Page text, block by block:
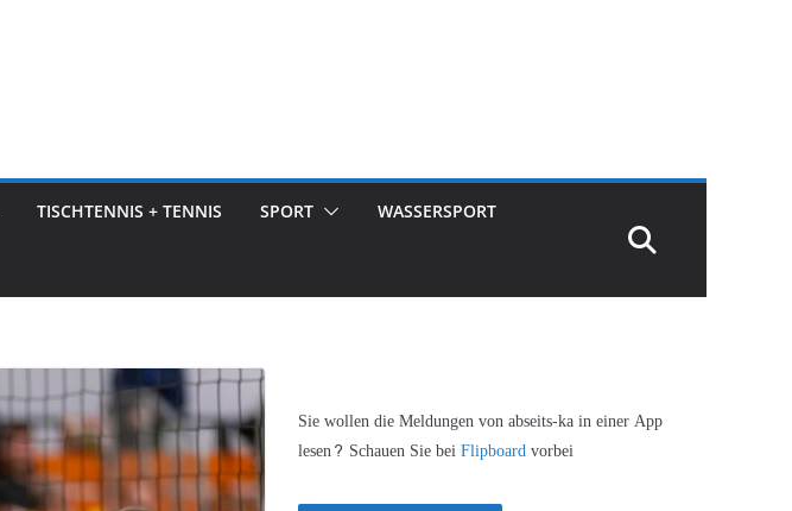
TISCHTENNIS + TENNIS SPORT WASSERSPORT
Sie wollen die Meldungen von abseits-ka in einer App
lesen? Schauen Sie beiFlipboardvorbei